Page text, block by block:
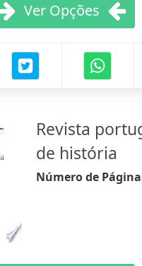
Ver Opções
Revista
de história
Número de